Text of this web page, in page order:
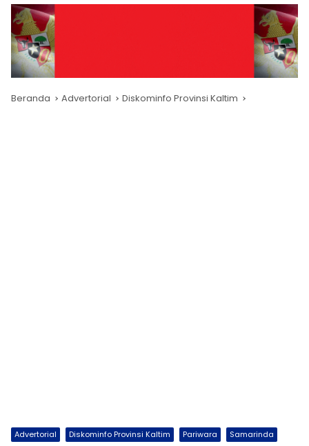
Beranda Advertorial Diskominfo Provinsi Kaltim
Advertorial Diskominfo Provinsi Kaltim Pariwara Samarinda